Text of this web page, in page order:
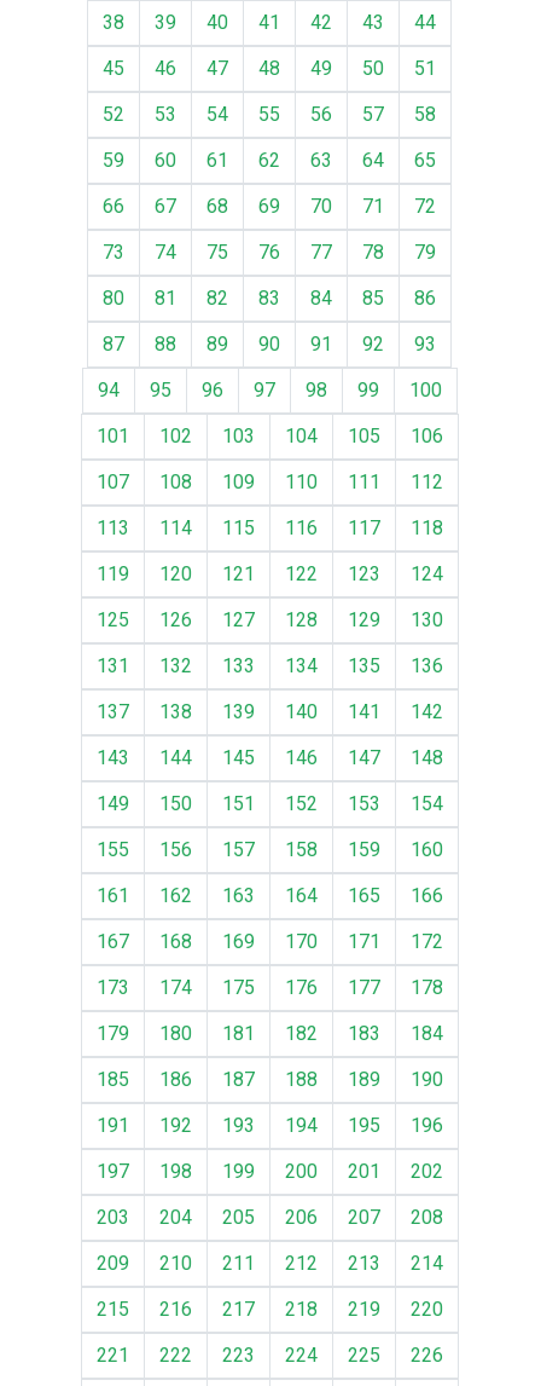
38
39 40 41 42 43
44
45
46 47 48 49 50
51
52
53 54 55 56 57
58
59
60 61 62 63 64
65
66
67 68 69 70 71
72
73
74 75 76 77 78
79
80
81 82 83 84 85
86
87
88 89 90 91 92
93
94
95 96 97 98 99
100
101
102 103 104 105
106
107
108 109 110 111
112
113
114 115 116 117
118
119
120 121 122 123
124
125
126 127 128 129
130
131
132 133 134 135
136
137
138 139 140 141
142
143
144 145 146 147
148
149
150 151 152 153
154
155
156 157 158 159
160
161
162 163 164 165
166
167
168 169 170 171
172
173
174 175 176 177
178
179
180 181 182 183
184
185
186 187 188 189
190
191
192 193 194 195
196
197
198 199 200 201
202
203
204 205 206 207
208
209
210 211 212 213
214
215
216 217 218 219
220
221
222 223 224 225
226